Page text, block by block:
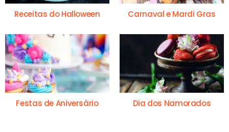
Receitas do Halloween Carnaval e Mardi Gras
Festas de Aniversário Dia dos Namorados